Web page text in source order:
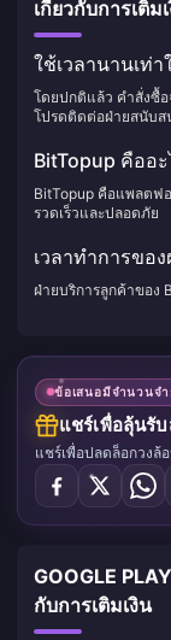
เกี่ยวกับการเติม
ใช้เวลานานเท่
โดยปกติแล้ว คำสั่งซื้
โปรดติดต่อฝ่ายสนับส
BitTopup คืออะ
BitTopup คือแพลตฟ
รวดเร็วและปลอดภัย
เวลาทำการขอ
ฝ่ายบริการลูกค้าของ
ข้อเสนอมีจำนวนจำ
แชร์เพื่อลุ้นรั
แชร์เพื่อปลดล็อกวงล้
GOOGLE
กับการเติมเงิน